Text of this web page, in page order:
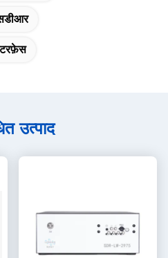
उत्पाद